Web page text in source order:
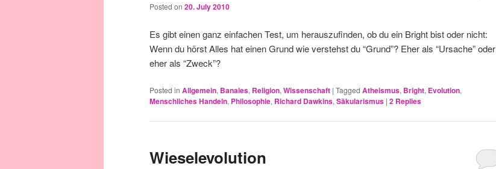
Posted on 20. July 2010
Es gibt einen ganz einfachen Test, um herauszufinden, ob du ein Bright bist oder nicht:
Wenn du hörst Alles hat einen Grund wie verstehst du “Grund”? Eher als “Ursache” oder
eher als “Zweck”?
Posted in Allgemein, Banales, Religion, Wissenschaft | Tagged Atheismus, Bright, Evolution,
Menschliches Handeln, Philosophie, Richard Dawkins, Säkularismus | 2 Replies
Wieselevolution